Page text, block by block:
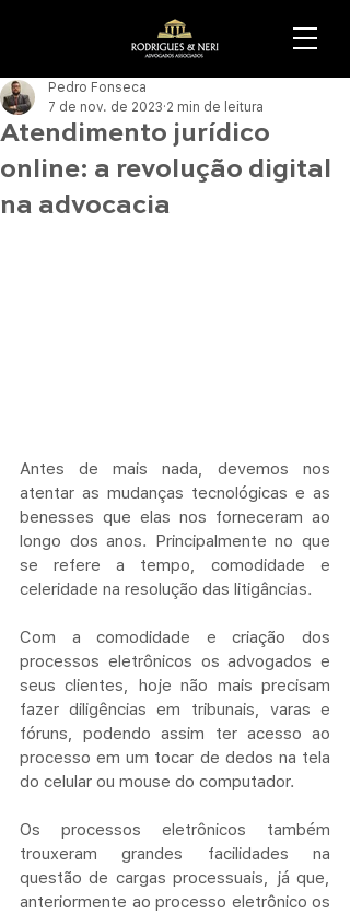
Atendimento jurídico
online: a revolução digital
na advocacia
Pedro Fonseca
7 de nov. de 2023 2 min de leitura
Antes de mais nada, devemos nos
atentar as mudanças tecnológicas e as
benesses que elas nos forneceram ao
longo dos anos. Principalmente no que
se refere a tempo, comodidade e
celeridade na resolução das litigâncias.
Com a comodidade e criação dos
processos eletrônicos os advogados e
seus clientes, hoje não mais precisam
fazer diligências em tribunais, varas e
fóruns, podendo assim ter acesso ao
processo em um tocar de dedos na tela
do celular ou mouse do computador.
Os processos eletrônicos também
trouxeram grandes facilidades na
questão de cargas processuais, já que,
anteriormente ao processo eletrônico os